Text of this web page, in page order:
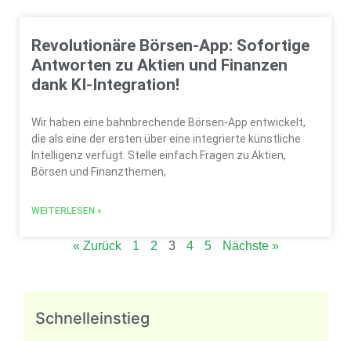
Revolutionäre Börsen-App: Sofortige
Antworten zu Aktien und Finanzen
dank KI-Integration!
Wir haben eine bahnbrechende Börsen-App entwickelt,
die als eine der ersten über eine integrierte künstliche
Intelligenz verfügt. Stelle einfach Fragen zu Aktien,
Börsen und Finanzthemen,
WEITERLESEN »
« Zurück 1 2 3 4 5 Nächste »
Schnelleinstieg